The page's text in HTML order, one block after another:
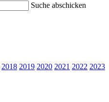
Suche abschicken
2018 2019 2020 2021 2022 2023